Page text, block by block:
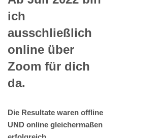
ich
ausschließlich
online über
Zoom für dich
da.
Die Resultate waren offline
UND online gleichermaßen